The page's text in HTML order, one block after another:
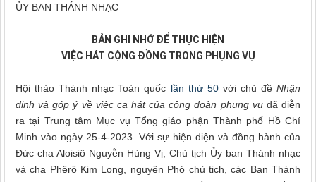
ỦY BAN THÁNH NHẠC
BẢN GHI NHỚ ĐỂ THỰC HIỆN
VIỆC HÁT CỘNG ĐỒNG TRONG PHỤNG VỤ
Hội thảo Thánh nhạc Toàn quốc lần thứ 50với chủ đềNhận
định và góp ý về việc ca hát của cộng đoàn phụng vụđã diễn
ra tại Trung tâm Mục vụ Tổng giáo phận Thành phố Hồ Chí
Minh vào ngày 25-4-2023. Với sự hiện diện và đồng hành của
Đức cha Aloisiô Nguyễn Hùng Vị, Chủ tịch Ủy ban Thánh nhạc
và cha Phêrô Kim Long, nguyên Phó chủ tịch, các Ban Thánh